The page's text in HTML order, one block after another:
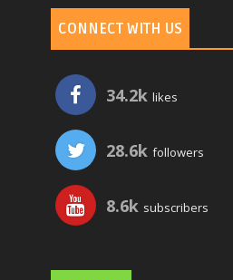
CONNECT WITH US
34.2k likes
28.6k followers
8.6k subscribers